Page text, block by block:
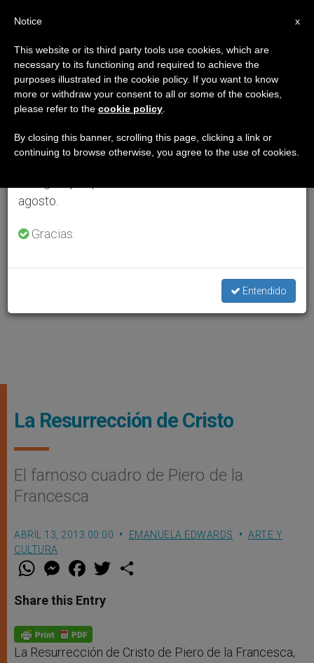
La Resurrección de Cristo
El famoso cuadro de Piero de la
Francesca
ABRIL 13, 2013 00:00 EMANUELA EDWARDS
ARTE Y
CULTURA
W
t
s
p
p
M
e
s
e
g
e
r
F
a
e
b
o
k
w
Share this Entry
La Resurrección de Cristo de Piero de la Francesca,
×
Aviso importante
Del 27 de julio al 7 de agosto haremos la pausa
anual, aprovechando que en el periodo de verano
se generan menos informaciones y también el
agosto.
Gracias.
Entendido
x
Notice
This website or its third party tools use cookies, which are
necessary to its functioning and required to achieve the
purposes illustrated in the cookie policy. If you want to know
more or withdraw your consent to all or some of the cookies,
please refer to the cookie policy
By closing this banner, scrolling this page, clicking a link or
continuing to browse otherwise, you agree to the use of cookies.